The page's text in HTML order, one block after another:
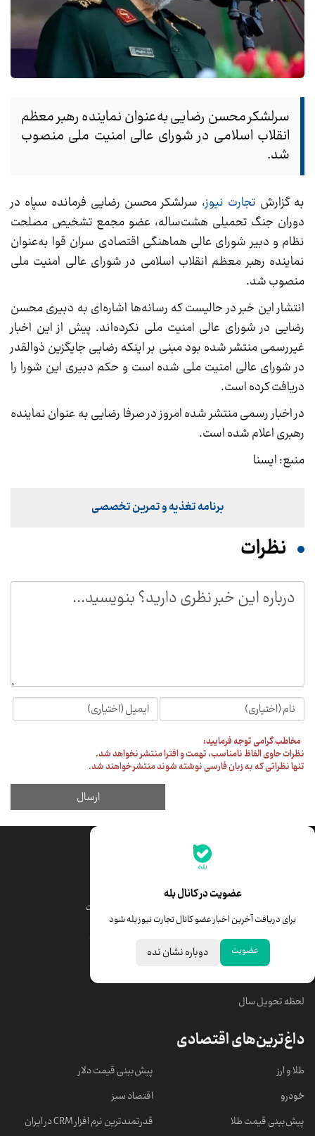
عضویت در کانال بله
برای دریافت آخرین اخبار عضو کانال تجارت نیوز بله شود
عضویت دوباره نشان نده
جدیدترین قیمت‌ها
قیمت درهم امارات
خبرهای مهم
لحظه تحویل سال
داغ‌ترین‌های اقتصادی
طلا و ارز
خودرو
پیش‌بینی قیمت طلا
پیش‌بینی قیمت دلار
اقتصاد سبز
قدرتمندترین نرم‌ افزار CRM در ایران